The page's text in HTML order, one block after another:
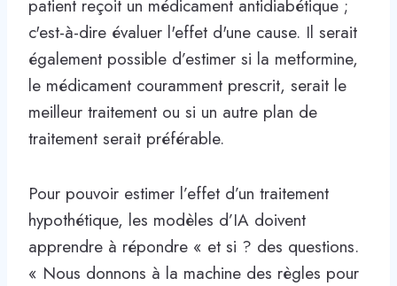
patient reçoit un médicament antidiabétique ;
c'est-à-dire évaluer l'effet d'une cause. Il serait
également possible d’estimer si la metformine,
le médicament couramment prescrit, serait le
meilleur traitement ou si un autre plan de
traitement serait préférable.
Pour pouvoir estimer l’effet d’un traitement
hypothétique, les modèles d’IA doivent
apprendre à répondre « et si ? des questions.
« Nous donnons à la machine des règles pour